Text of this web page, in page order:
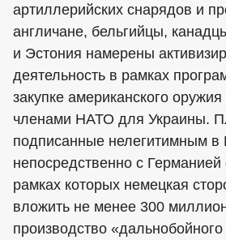
артиллерийских снарядов и
англичане, бельгийцы,
и Эстония намерены
деятельность в рамках
закупке американского
членами НАТО для Украины.
подписанные нелегитимным в
непосредственно с
рамках которых немецкая
вложить не менее 300
производство «дальнобойного